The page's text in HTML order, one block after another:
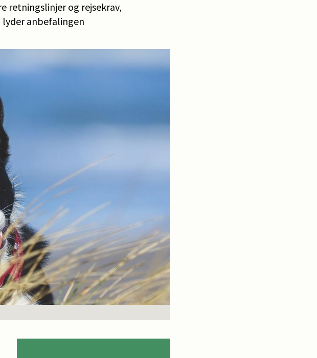
retningslinjer og rejsekrav,
anbefalingen